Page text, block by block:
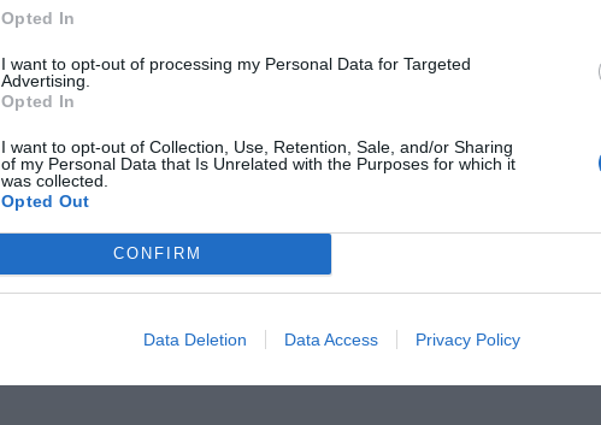
Opted In
I want to opt-out of processing my Personal Data for Targeted
Advertising.
Opted In
I want to opt-out of Collection, Use, Retention, Sale, and/or Sharing
of my Personal Data that Is Unrelated with the Purposes for which it
was collected.
Opted Out
CONFIRM
Data Deletion Data Access Privacy Policy